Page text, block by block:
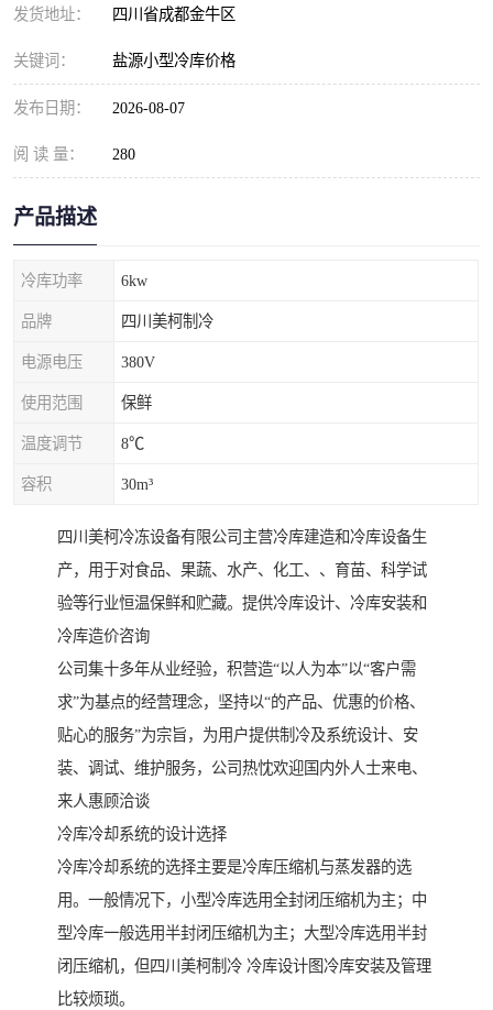
发货地址： 四川省成都金牛区
关键词： 盐源小型冷库价格
发布日期： 2026-08-07
阅 读 量： 280
产品描述
冷库功率 6kw
品牌 四川美柯制冷
电源电压 380V
使用范围 保鲜
温度调节 8℃
容积 30m³
四川美柯冷冻设备有限公司主营冷库建造和冷库设备生
产，用于对食品、果蔬、水产、化工、、育苗、科学试
验等行业恒温保鲜和贮藏。提供冷库设计、冷库安装和
冷库造价咨询
公司集十多年从业经验，积营造“以人为本”以“客户需
求”为基点的经营理念，坚持以“的产品、优惠的价格、
贴心的服务”为宗旨，为用户提供制冷及系统设计、安
装、调试、维护服务，公司热忱欢迎国内外人士来电、
来人惠顾洽谈
冷库冷却系统的设计选择
冷库冷却系统的选择主要是冷库压缩机与蒸发器的选
用。一般情况下，小型冷库选用全封闭压缩机为主；中
型冷库一般选用半封闭压缩机为主；大型冷库选用半封
闭压缩机，但四川美柯制冷 冷库设计图冷库安装及管理
比较烦琐。